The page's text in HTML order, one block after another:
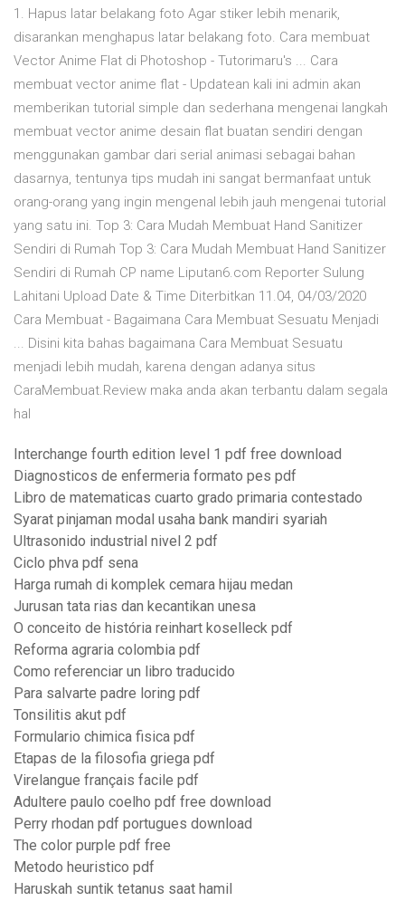
1. Hapus latar belakang foto Agar stiker lebih menarik,
disarankan menghapus latar belakang foto. Cara membuat
Vector Anime Flat di Photoshop - Tutorimaru's ... Cara
membuat vector anime flat - Updatean kali ini admin akan
memberikan tutorial simple dan sederhana mengenai langkah
membuat vector anime desain flat buatan sendiri dengan
menggunakan gambar dari serial animasi sebagai bahan
dasarnya, tentunya tips mudah ini sangat bermanfaat untuk
orang-orang yang ingin mengenal lebih jauh mengenai tutorial
yang satu ini. Top 3: Cara Mudah Membuat Hand Sanitizer
Sendiri di Rumah Top 3: Cara Mudah Membuat Hand Sanitizer
Sendiri di Rumah CP name Liputan6.com Reporter Sulung
Lahitani Upload Date & Time Diterbitkan 11.04, 04/03/2020
Cara Membuat - Bagaimana Cara Membuat Sesuatu Menjadi
... Disini kita bahas bagaimana Cara Membuat Sesuatu
menjadi lebih mudah, karena dengan adanya situs
CaraMembuat.Review maka anda akan terbantu dalam segala
hal
Interchange fourth edition level 1 pdf free download
Diagnosticos de enfermeria formato pes pdf
Libro de matematicas cuarto grado primaria contestado
Syarat pinjaman modal usaha bank mandiri syariah
Ultrasonido industrial nivel 2 pdf
Ciclo phva pdf sena
Harga rumah di komplek cemara hijau medan
Jurusan tata rias dan kecantikan unesa
O conceito de história reinhart koselleck pdf
Reforma agraria colombia pdf
Como referenciar un libro traducido
Para salvarte padre loring pdf
Tonsilitis akut pdf
Formulario chimica fisica pdf
Etapas de la filosofia griega pdf
Virelangue français facile pdf
Adultere paulo coelho pdf free download
Perry rhodan pdf portugues download
The color purple pdf free
Metodo heuristico pdf
Haruskah suntik tetanus saat hamil